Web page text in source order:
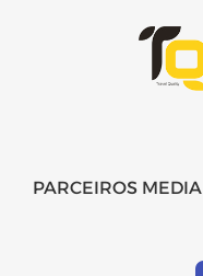
PARCEIROS MEDIA